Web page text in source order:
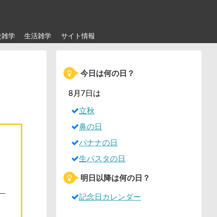
雑学 生活雑学 サイト情報
今日は何の日？
8月7日は
立秋
鼻の日
バナナの日
生パスタの日
明日以降は何の日？
記念日カレンダー